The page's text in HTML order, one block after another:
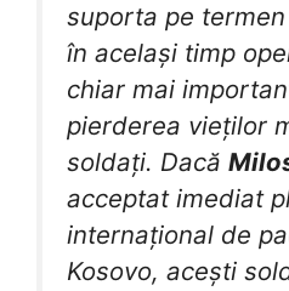
suporta pe
în același timp
chiar mai
pierderea vieților
soldați. Dacă
acceptat imediat
internațional de
Kosovo, acești